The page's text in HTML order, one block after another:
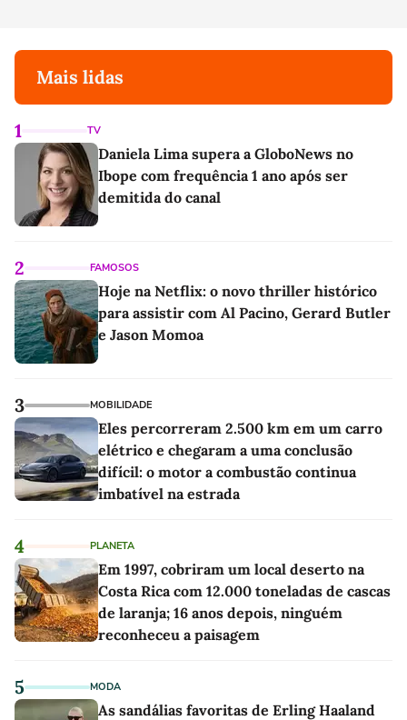
Mais lidas
1 TV
Daniela Lima supera a GloboNews no
Ibope com frequência 1 ano após ser
demitida do canal
2 FAMOSOS
Hoje na Netflix: o novo thriller histórico
para assistir com Al Pacino, Gerard Butler
e Jason Momoa
3 MOBILIDADE
Eles percorreram 2.500 km em um carro
elétrico e chegaram a uma conclusão
difícil: o motor a combustão continua
imbatível na estrada
4 PLANETA
Em 1997, cobriram um local deserto na
Costa Rica com 12.000 toneladas de cascas
de laranja; 16 anos depois, ninguém
reconheceu a paisagem
5 MODA
As sandálias favoritas de Erling Haaland